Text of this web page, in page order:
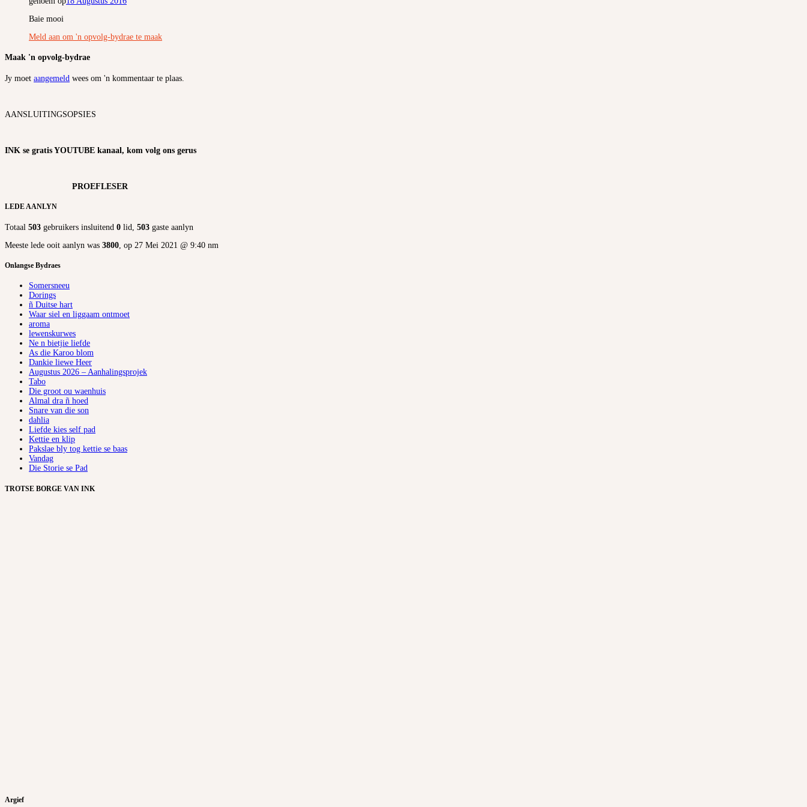
Baie mooi
Meld aan om 'n opvolg-bydrae te maak
Maak 'n opvolg-bydrae
Jy moet aangemeld wees om 'n kommentaar te plaas.
AANSLUITINGSOPSIES
INK se gratis YOUTUBE kanaal, kom volg ons gerus
PROEFLESER
LEDE AANLYN
Totaal 503 gebruikers insluitend 0 lid, 503 gaste aanlyn
Meeste lede ooit aanlyn was 3800 , op 27 Mei 2021 @ 9:40 nm
Onlangse Bydraes
Somersneeu
Dorings
ñ Duitse hart
Waar siel en liggaam ontmoet
aroma
lewenskurwes
Ne n bietjie liefde
As die Karoo blom
Dankie liewe Heer
Augustus 2026 – Aanhalingsprojek
Tabo
Die groot ou waenhuis
Almal dra ñ hoed
Snare van die son
dahlia
Liefde kies self pad
Kettie en klip
Pakslae bly tog kettie se baas
Vandag
Die Storie se Pad
TROTSE BORGE VAN INK
Argief